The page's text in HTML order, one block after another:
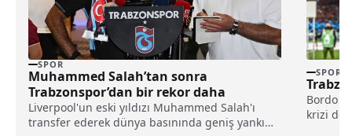
SPOR
Muhammed Salah’tan sonra
Trabzonspor’dan bir rekor daha
Liverpool'un eski yıldızı Muhammed Salah'ı
transfer ederek dünya basınında geniş yankı
SPOR
Bordo
krizi